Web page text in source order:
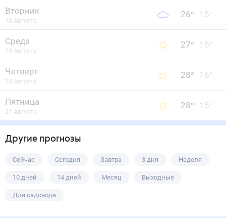
Вторник
18 Августа
26° 15°
Среда
19 Августа
27° 15°
Четверг
20 Августа
28° 16°
Пятница
21 Августа
28° 15°
Другие прогнозы
Сейчас Сегодня Завтра 3 дня Неделя
10 дней 14 дней Месяц Выходные
Для садовода